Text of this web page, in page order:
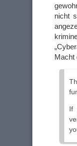
nicht
Macht
If